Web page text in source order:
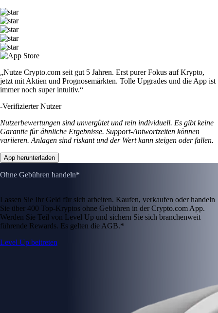
„Nutze Crypto.com seit gut 5 Jahren. Erst purer Fokus auf Krypto,
jetzt mit Aktien und Prognosemärkten. Tolle Upgrades und die App ist
immer noch super intuitiv.“
-Verifizierter Nutzer
Nutzerbewertungen sind unvergütet und rein individuell. Es gibt keine
Garantie für ähnliche Ergebnisse. Support-Antwortzeiten können
variieren. Anlagen sind riskant und der Wert kann steigen oder fallen.
App herunterladen
Ohne Gebühren handeln*
Lassen Sie Ihr Geld für sich arbeiten. Kaufen, verkaufen oder handeln
Sie über 400 Top-Kryptos ohne Gebühren in der Crypto.com App.
Werden Sie Teil von Level Up und sichern Sie sich branchenweit
führende Rewards. Es gelten die AGB.*
Level Up beitreten